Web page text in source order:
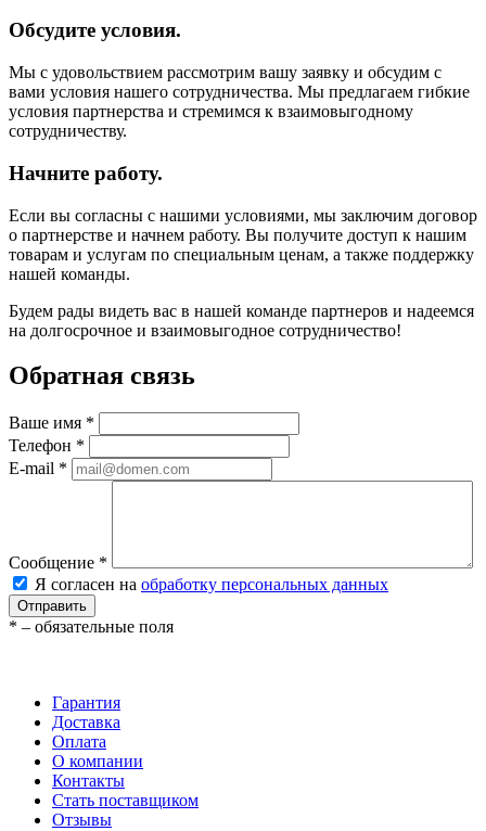
Обсудите условия.
Мы с удовольствием рассмотрим вашу заявку и обсудим с
вами условия нашего сотрудничества. Мы предлагаем гибкие
условия партнерства и стремимся к взаимовыгодному
сотрудничеству.
Начните работу.
Если вы согласны с нашими условиями, мы заключим договор
о партнерстве и начнем работу. Вы получите доступ к нашим
товарам и услугам по специальным ценам, а также поддержку
нашей команды.
Будем рады видеть вас в нашей команде партнеров и надеемся
на долгосрочное и взаимовыгодное сотрудничество!
Обратная связь
Ваше имя *
Телефон *
E-mail *
Сообщение *
Я согласен на обработку персональных данных
Отправить
* – обязательные поля
Гарантия
Доставка
Оплата
О компании
Контакты
Стать поставщиком
Отзывы